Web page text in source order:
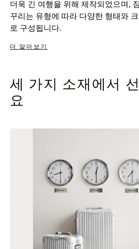
더욱 긴 여행을 위해 제작되었으며,
꾸리는 유형에 따라 다양한 형태와
로 구성됩니다.
더 알아보기
세 가지 소재에서
요